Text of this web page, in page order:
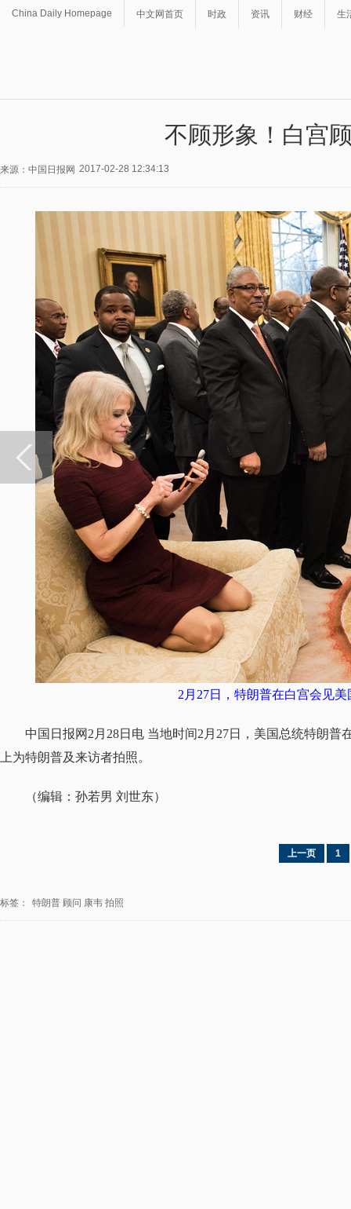
China Daily Homepage 中文网首页 时政 资讯 财经 生
不顾形象！白宫
来源：中国日报网 2017-02-28 12:34:13
2月27日，特朗普在白宫会见
中国日报网2月28日电 当地时间2月27日，美国总统特朗
上为特朗普及来访者拍照。
（编辑：孙若男 刘世东）
上一页 1
标签： 特朗普 顾问 康韦 拍照